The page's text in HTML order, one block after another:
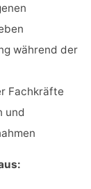
während der
Fachkräfte
und